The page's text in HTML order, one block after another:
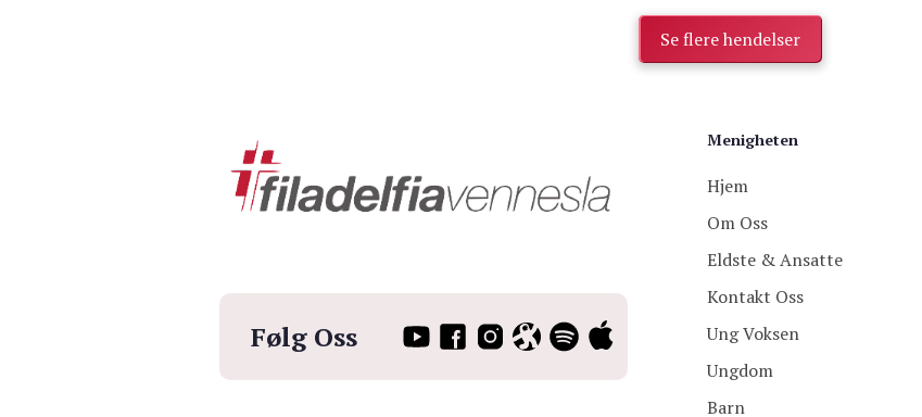
Se flere hendelser
Følg Oss
Menigheten
Hjem
Om Oss
Eldste & Ansatte
Kontakt Oss
Ung Voksen
Ungdom
Barn